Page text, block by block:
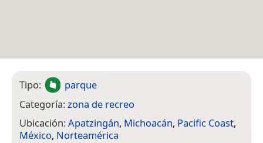
Tipo:
parque
Categoría:zona de recreo
Ubicación:Apatzingán, Michoacán, Pacific Coast,
México, Norteamérica